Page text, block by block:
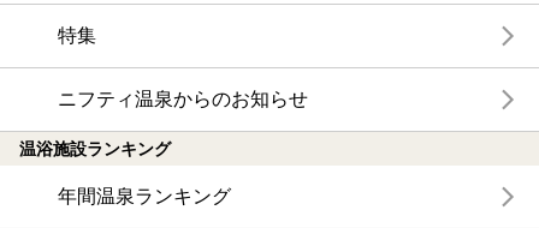
特集
ニフティ温泉からのお知らせ
温浴施設ランキング
年間温泉ランキング